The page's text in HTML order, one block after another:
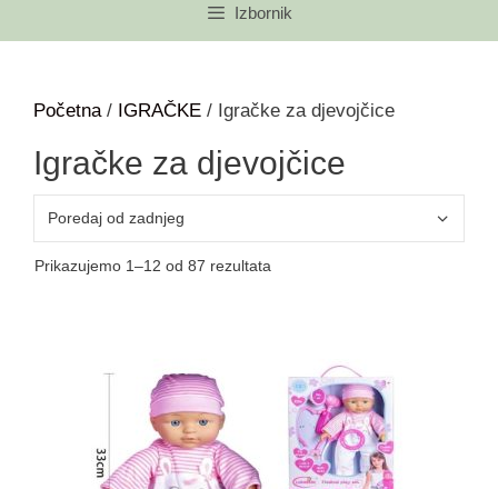
Izbornik
Početna/ IGRAČKE / Igračke za djevojčice
Igračke za djevojčice
Prikazujemo 1–12 od 87 rezultata